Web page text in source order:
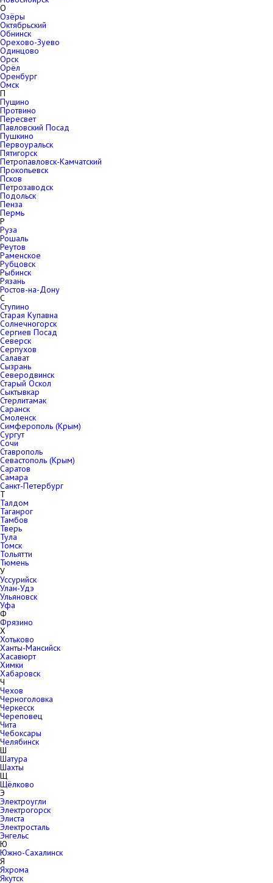
О
Озёры
Октябрьский
Обнинск
Орехово-Зуево
Одинцово
Орск
Орёл
Оренбург
Омск
П
Пущино
Протвино
Пересвет
Павловский Посад
Пушкино
Первоуральск
Пятигорск
Петропавловск-Камчатский
Прокопьевск
Псков
Петрозаводск
Подольск
Пенза
Пермь
Р
Руза
Рошаль
Реутов
Раменское
Рубцовск
Рыбинск
Рязань
Ростов-на-Дону
С
Ступино
Старая Купавна
Солнечногорск
Сергиев Посад
Северск
Серпухов
Салават
Сызрань
Северодвинск
Старый Оскол
Сыктывкар
Стерлитамак
Саранск
Смоленск
Симферополь (Крым)
Сургут
Сочи
Ставрополь
Севастополь (Крым)
Саратов
Самара
Санкт-Петербург
Т
Талдом
Таганрог
Тамбов
Тверь
Тула
Томск
Тольятти
Тюмень
У
Уссурийск
Улан-Удэ
Ульяновск
Уфа
Ф
Фрязино
Х
Хотьково
Ханты-Мансийск
Хасавюрт
Химки
Хабаровск
Ч
Чехов
Черноголовка
Черкесск
Череповец
Чита
Чебоксары
Челябинск
Ш
Шатура
Шахты
Щ
Щёлково
Э
Электроугли
Электрогорск
Элиста
Электросталь
Энгельс
Ю
Южно-Сахалинск
Я
Яхрома
Якутск